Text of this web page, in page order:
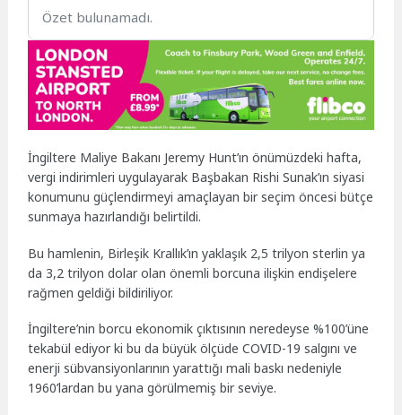
Özet bulunamadı.
İngiltere Maliye Bakanı Jeremy Hunt’ın önümüzdeki hafta,
vergi indirimleri uygulayarak Başbakan Rishi Sunak’ın siyasi
konumunu güçlendirmeyi amaçlayan bir seçim öncesi bütçe
sunmaya hazırlandığı belirtildi.
Bu hamlenin, Birleşik Krallık’ın yaklaşık 2,5 trilyon sterlin ya
da 3,2 trilyon dolar olan önemli borcuna ilişkin endişelere
rağmen geldiği bildiriliyor.
İngiltere’nin borcu ekonomik çıktısının neredeyse %100’üne
tekabül ediyor ki bu da büyük ölçüde COVID-19 salgını ve
enerji sübvansiyonlarının yarattığı mali baskı nedeniyle
1960’lardan bu yana görülmemiş bir seviye.